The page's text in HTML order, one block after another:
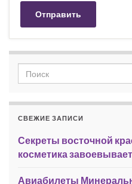
СВЕЖИЕ ЗАПИСИ
Секреты восточной
косметика
Авиабилеты